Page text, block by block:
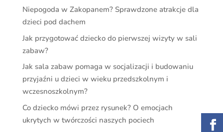
Niepogoda w Zakopanem? Sprawdzone atrakcje dla
dzieci pod dachem
Jak przygotować dziecko do pierwszej wizyty w sali
zabaw?
Jak sala zabaw pomaga w socjalizacji i budowaniu
przyjaźni u dzieci w wieku przedszkolnym i
wczesnoszkolnym?
Co dziecko mówi przez rysunek? O emocjach
ukrytych w twórczości naszych pociech